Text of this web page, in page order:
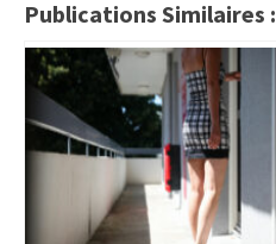
Publications Similaires :